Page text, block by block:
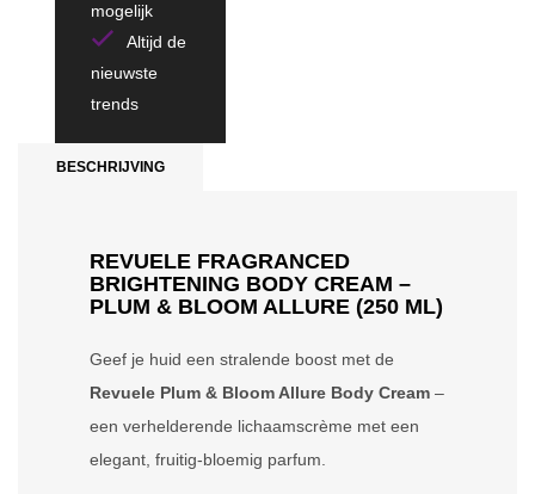
mogelijk
Altijd de
nieuwste
trends
BESCHRIJVING
REVUELE FRAGRANCED
BRIGHTENING BODY CREAM –
PLUM & BLOOM ALLURE (250 ML)
Geef je huid een stralende boost met de
Revuele Plum & Bloom Allure Body Cream –
een verhelderende lichaamscrème met een
elegant, fruitig-bloemig parfum.